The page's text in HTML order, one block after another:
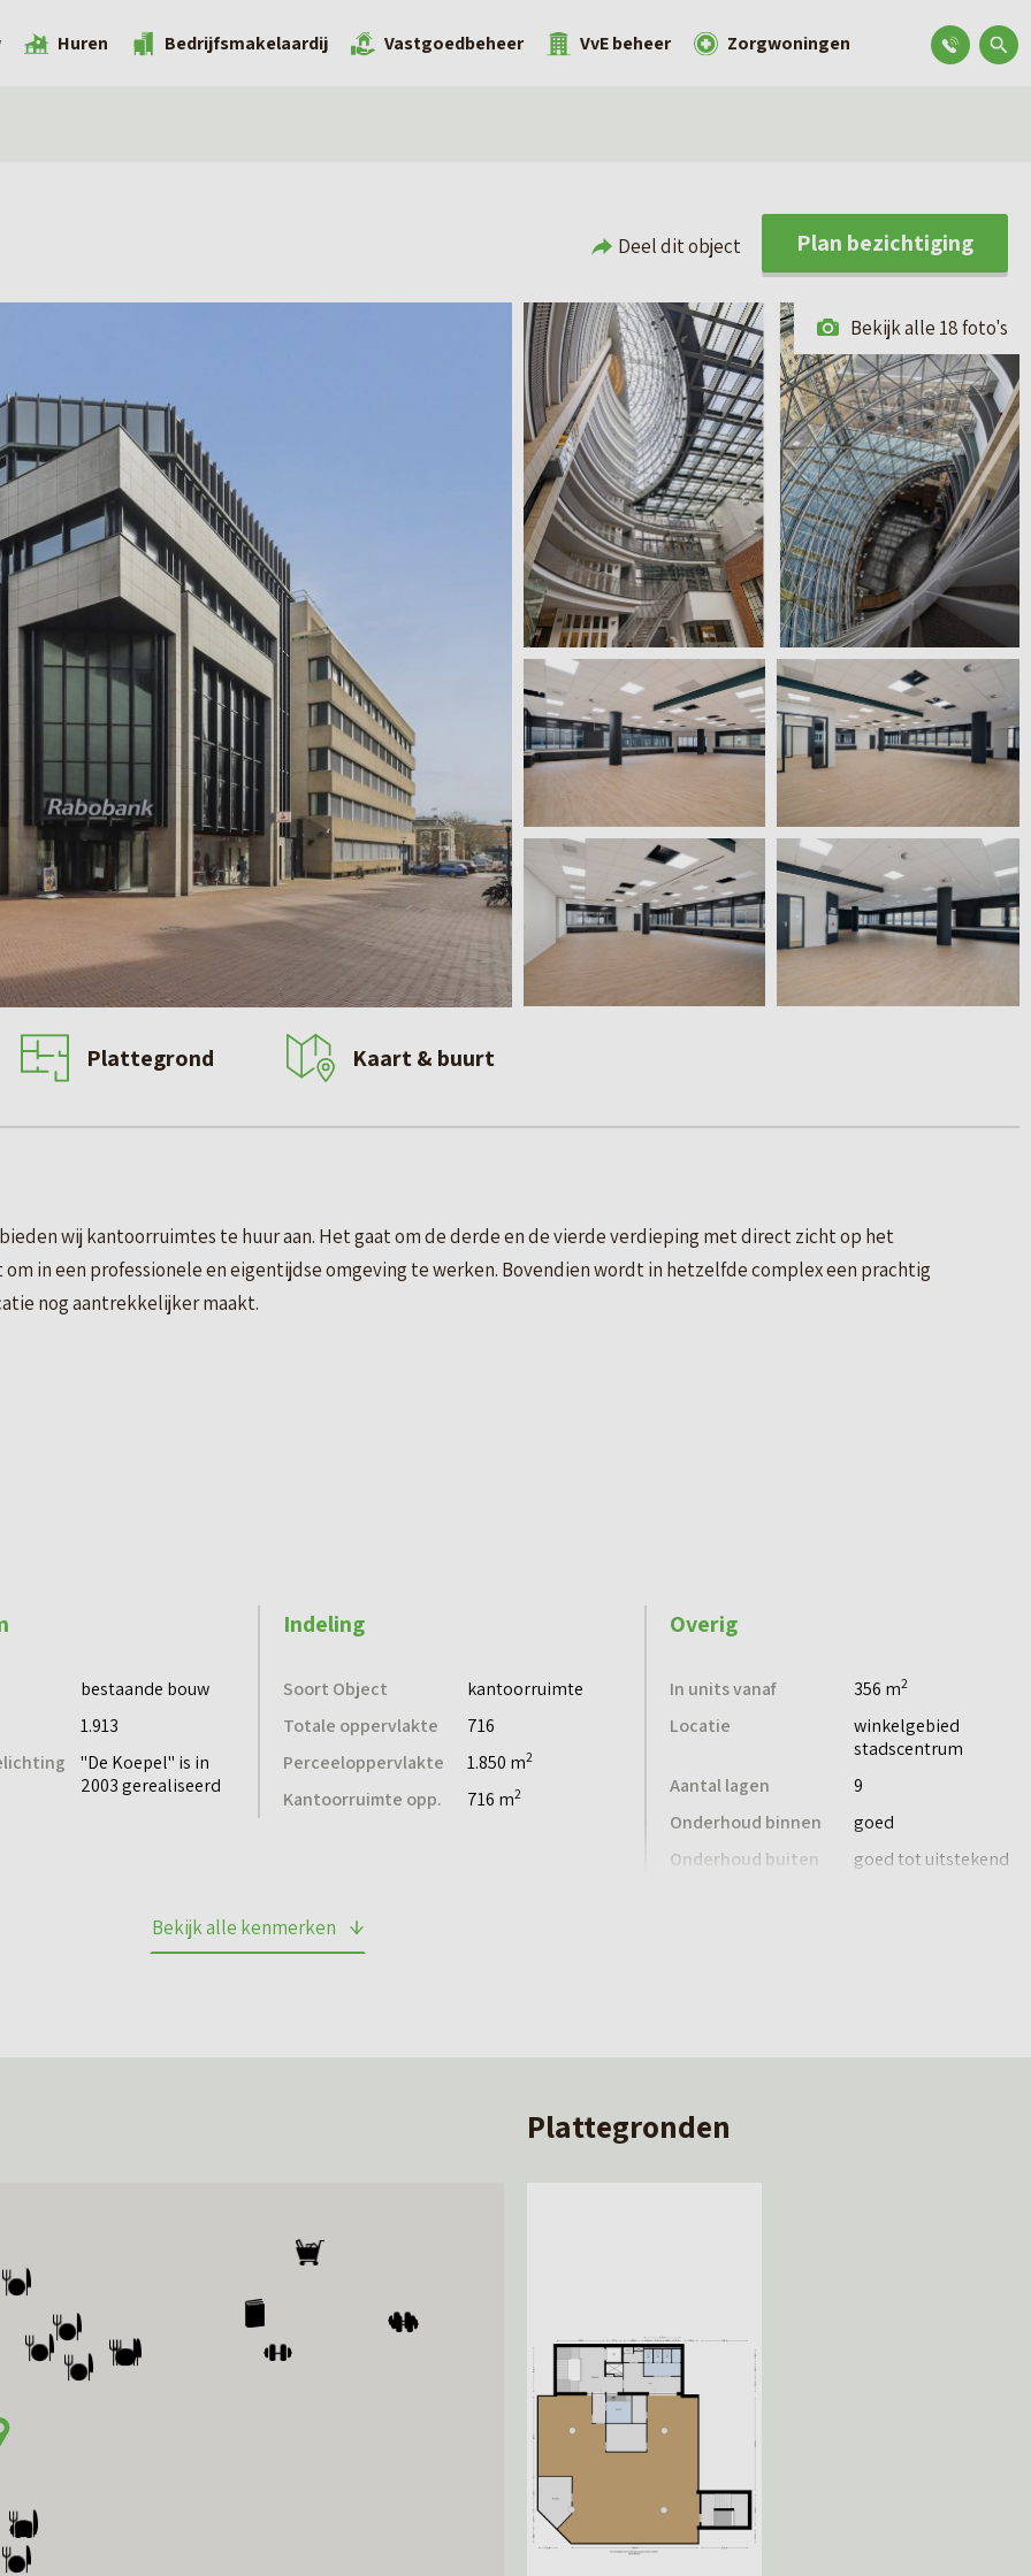
Huren Bedrijfsmakelaardij Vastgoedbeheer VvE beheer Zorgwoningen
Deel dit object Plan bezichtiging
Bekijk alle 18 foto's
Plattegrond Kaart & buurt
wij kantoorruimtes te huur aan. Het gaat om de derde en de vierde verdieping met direct zicht op het
in een professionele en eigentijdse omgeving te werken. Bovendien wordt in hetzelfde complex een prachtig
nog aantrekkelijker maakt.
in gebruik is genomen door de Coöperatieve Zuivelbank. In 2001 is de Leeuwarder Skyline blijvend veranderd
van 20% in verband met het gebruik van de algemene ruimtes.
BTW
Heerenveen), via de A31 (vanaf Harlingen) en via de N31 (vanaf Drachten) is de stad goed bereikbaar. Deze
aangesloten op de ringweg van Leeuwarden.
is met grote zorgvuldigheid samengesteld. Voor mogelijke onjuistheid en/of onvolledigheid
bestaande bouw
1.913
"De Koepel" is in
2003 gerealiseerd
Indeling
Soort Object
kantoorruimte
Totale oppervlakte
716
Perceeloppervlakte
1.850 m2
Kantoorruimte opp. 716 m2
Overig
In units vanaf 356 m2
Locatie
winkelgebied
stadscentrum
Aantal lagen
9
Onderhoud binnen
goed
Onderhoud buiten
goed tot uitstekend
Bekijk alle kenmerken
Plattegronden